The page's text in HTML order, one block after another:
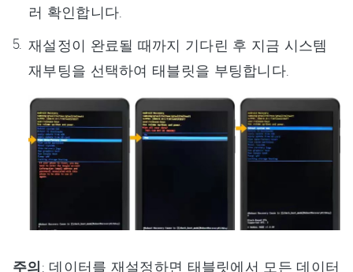
러 확인합니다.
재설정이 완료될 때까지 기다린 후 지금 시스템
재부팅을 선택하여 태블릿을 부팅합니다.
주의: 데이터를 재설정하면 태블릿에서 모든 데이터